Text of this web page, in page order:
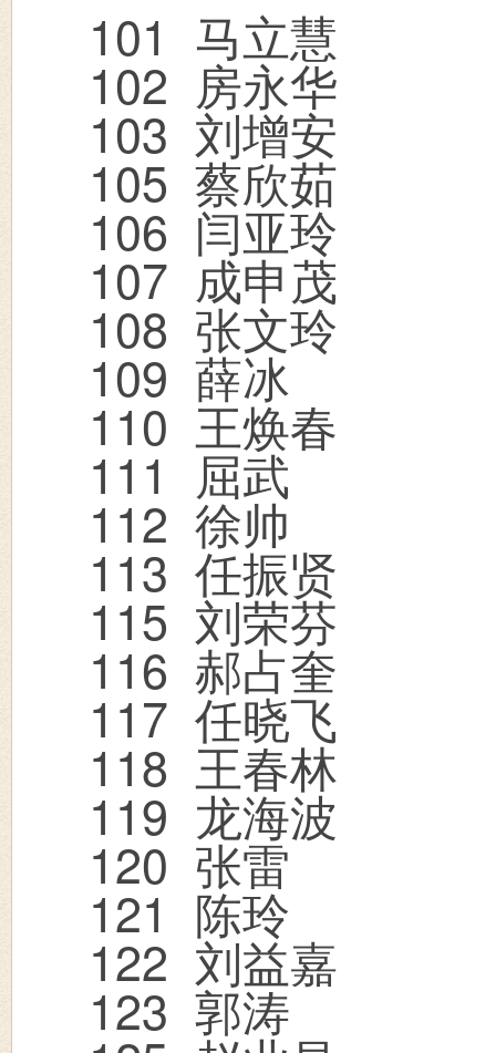
101 马立慧
102 房永华
103 刘增安
105蔡欣茹
106 闫亚玲
107 成申茂
108 张文玲
109薛冰
110 王焕春
111 屈武
112徐帅
113任振贤
115 刘荣芬
116郝占奎
117任晓飞
118 王春林
119 龙海波
120 张雷
121 陈玲
122 刘益嘉
123郭涛